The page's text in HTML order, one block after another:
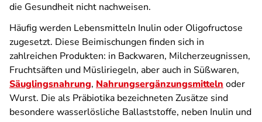
die Gesundheit nicht nachweisen.
Häufig werden Lebensmitteln Inulin oder Oligofructose
zugesetzt. Diese Bei­mischungen finden sich in
zahlreichen Produkten: in Backwaren, Milcherzeugnissen,
Fruchtsäften und Müsliriegeln, aber auch in Süßwaren,
Säuglingsnahrung, Nahrungsergänzungs­mitteln oder
Wurst. Die als Präbiotika bezeichneten Zusätze sind
besondere wasserlösliche Ballaststoffe, neben Inulin und